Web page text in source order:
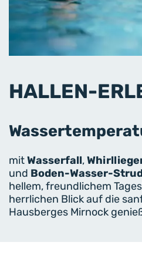
HALLEN-
mitWasserfall,
und Boden-Wasser-
hellem, freundlichem
herrlichen Blick auf die
Hausberges Mirnock